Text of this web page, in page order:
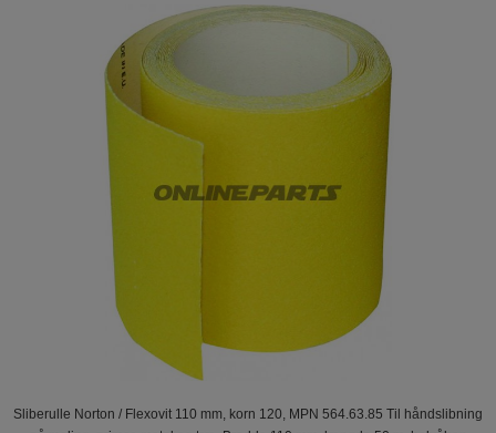
Sliberulle Norton / Flexovit 110 mm, korn 120, MPN 564.63.85 Til håndslibning